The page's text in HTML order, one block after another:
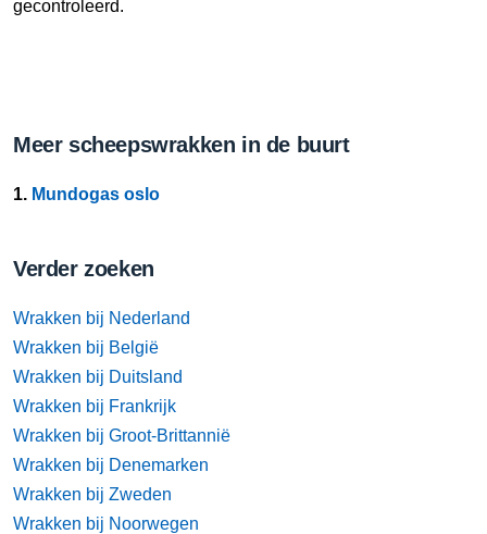
gecontroleerd.
Meer scheepswrakken in de buurt
1. Mundogas oslo
Verder zoeken
Wrakken bij Nederland
Wrakken bij België
Wrakken bij Duitsland
Wrakken bij Frankrijk
Wrakken bij Groot-Brittannië
Wrakken bij Denemarken
Wrakken bij Zweden
Wrakken bij Noorwegen